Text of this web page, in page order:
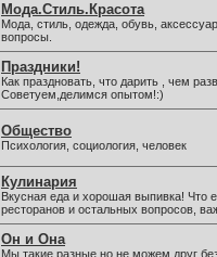
Мода.Стиль.Красота
Мода, стиль, одежда, обувь,
вопросы.
Праздники!
Как праздновать, что дарить , чем
Советуем,делимся опытом!:)
Общество
Психология, социология, человек
Кулинария
Вкусная еда и хорошая выпивка! Что
ресторанов и остальных вопросов,
Он и Она
Мы такие разные,но не можем друг